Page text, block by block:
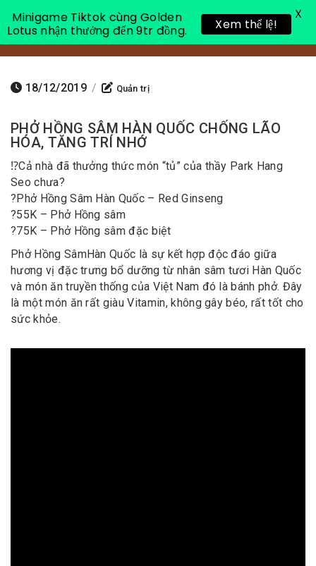
Toggle
18/12/2019 / Quản trị
PHỞ HỒNG SÂM HÀN QUỐC CHỐNG LÃO
HÓA, TĂNG TRÍ NHỚ
⁉️Cả nhà đã thưởng thức món “tủ” của thầy Park Hang
Seo chưa?
?Phở Hồng Sâm Hàn Quốc – Red Ginseng
?55K – Phở Hồng sâm
?75K – Phở Hồng sâm đặc biệt
Phở Hồng SâmHàn Quốc là sự kết hợp độc đáo giữa
hương vị đặc trưng bổ dưỡng từ nhân sâm tươi Hàn Quốc
và món ăn truyền thống của Việt Nam đó là bánh phở. Đây
là một món ăn rất giàu Vitamin, không gây béo, rất tốt cho
sức khỏe.
Minigame Tiktok cùng Golden
Lotus nhận thưởng đến 9tr đồng.
Xem thể lệ!
X